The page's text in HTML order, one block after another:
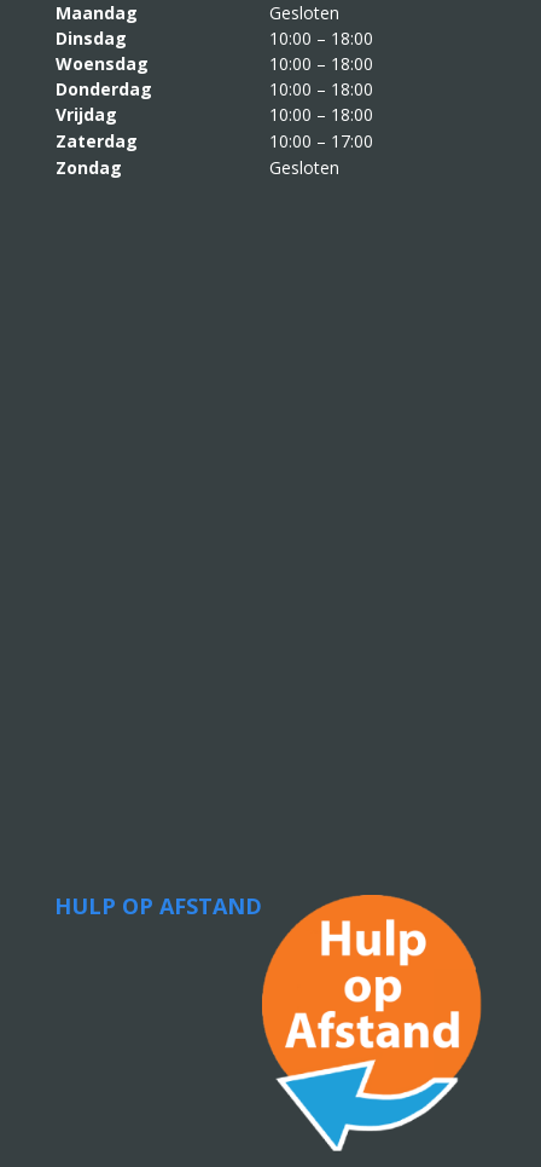
Maandag
Gesloten
Dinsdag
10:00 – 18:00
Woensdag
10:00 – 18:00
Donderdag
10:00 – 18:00
Vrijdag
10:00 – 18:00
Zaterdag
10:00 – 17:00
Zondag
Gesloten
HULP OP AFSTAND